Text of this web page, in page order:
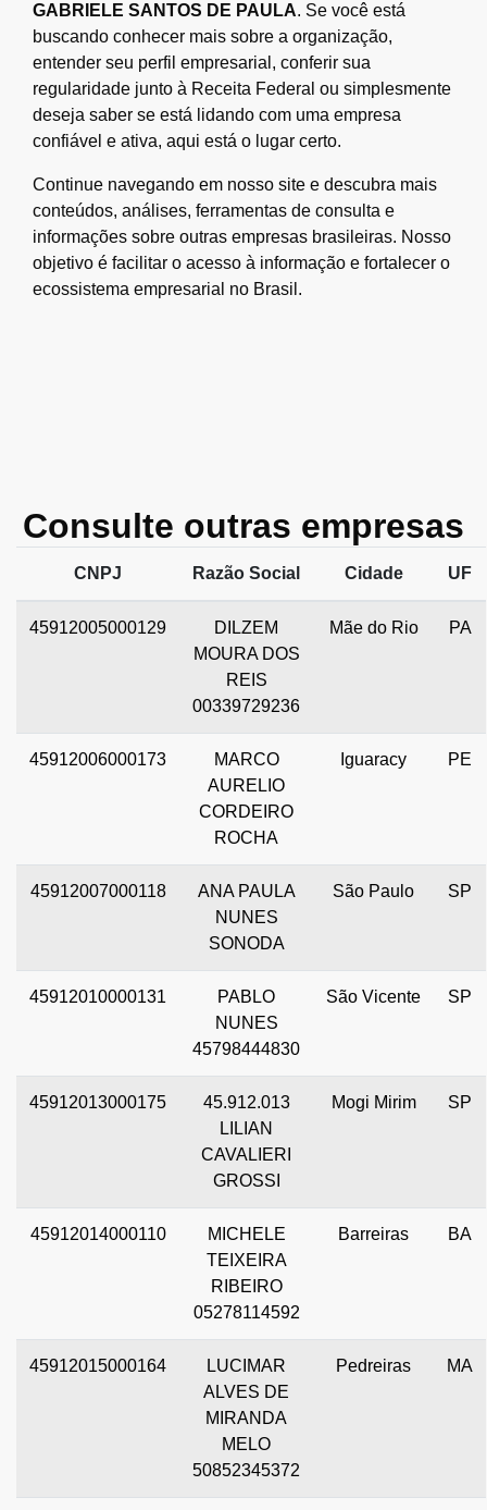
GABRIELE SANTOS DE PAULA. Se você está
buscando conhecer mais sobre a organização,
entender seu perfil empresarial, conferir sua
regularidade junto à Receita Federal ou simplesmente
deseja saber se está lidando com uma empresa
confiável e ativa, aqui está o lugar certo.
Continue navegando em nosso site e descubra mais
conteúdos, análises, ferramentas de consulta e
informações sobre outras empresas brasileiras. Nosso
objetivo é facilitar o acesso à informação e fortalecer o
ecossistema empresarial no Brasil.
Consulte outras empresas
CNPJ Razão Social Cidade UF
45912005000129
DILZEM
MOURA DOS
REIS
00339729236
Mãe do Rio PA
45912006000173
MARCO
AURELIO
CORDEIRO
ROCHA
Iguaracy PE
45912007000118
ANA PAULA
NUNES
SONODA
São Paulo SP
45912010000131
PABLO
NUNES
45798444830
São Vicente SP
45912013000175
45.912.013
LILIAN
CAVALIERI
GROSSI
Mogi Mirim SP
45912014000110
MICHELE
TEIXEIRA
RIBEIRO
05278114592
Barreiras BA
45912015000164
LUCIMAR
ALVES DE
MIRANDA
MELO
50852345372
Pedreiras MA